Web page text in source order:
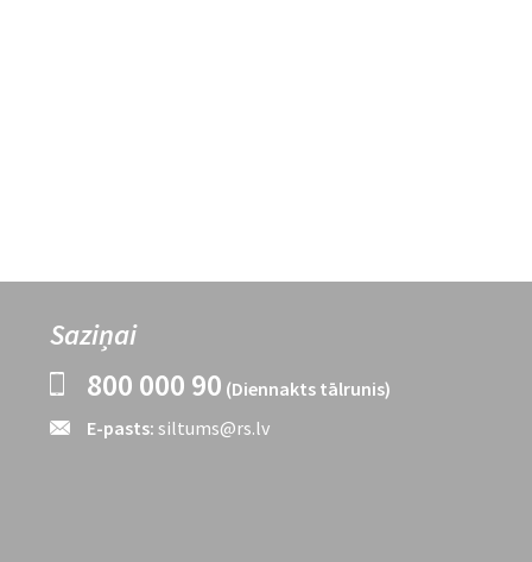
Saziņai
800 000 90 (Diennakts tālrunis)
E-pasts: siltums@rs.lv